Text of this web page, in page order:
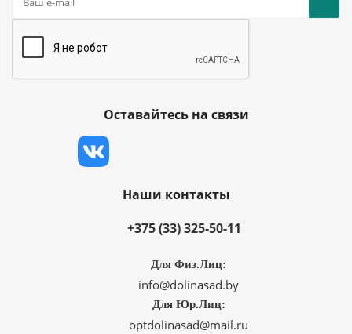
Оставайтесь на связи
Наши контакты
+375 (33) 325-50-11
Для Физ.Лиц:
info@dolinasad.by
Для Юр.Лиц:
optdolinasad@mail.ru